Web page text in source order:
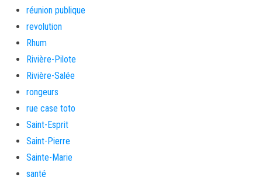
réunion publique
revolution
Rhum
Rivière-Pilote
Rivière-Salée
rongeurs
rue case toto
Saint-Esprit
Saint-Pierre
Sainte-Marie
santé